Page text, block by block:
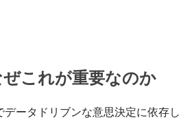
これが重要なのか
ータドリブンな意思決定に依存し